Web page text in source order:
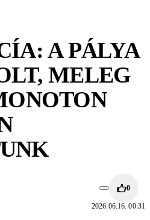
A PÁLYA
MELEG
0
2026.06.16. 00:31